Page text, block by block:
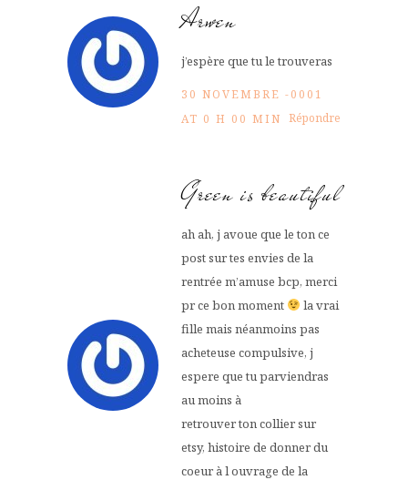
Arwen
j’espère que tu le trouveras
30 NOVEMBRE -0001
AT 0 H 00 MIN Répondre
Green is beautiful
ah ah, j avoue que le ton ce
post sur tes envies de la
rentrée m’amuse bcp, merci
pr ce bon moment
la vrai
fille mais néanmoins pas
acheteuse compulsive, j
espere que tu parviendras
au moins à
retrouver ton collier sur
etsy, histoire de donner du
coeur à l ouvrage de la